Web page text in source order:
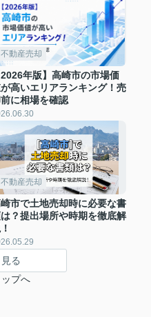
不動産売却
2026年版】高崎市の市場価
高いエリアランキング！売
に相場を確認
不動産売却
市で土地売却時に必要な書
？提出場所や時期を徹底解
る
プへ